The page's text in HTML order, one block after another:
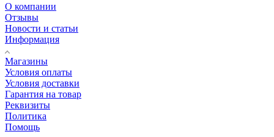
О компании
Отзывы
Новости и статьи
Информация
Магазины
Условия оплаты
Условия доставки
Гарантия на товар
Реквизиты
Политика
Помощь